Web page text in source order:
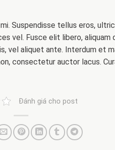
Suspendisse tellus eros,
vel. Fusce elit libero,
vel aliquet ante. Interdum et
consectetur auctor lacus.
Đánh giá cho post